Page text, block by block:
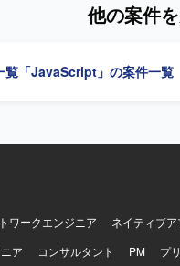
きます。先々でPG等の増員
他の案件
覧 「JavaScript」の案件一覧
ワークエンジニア ネイティブ
ア コンサルタント PM プ